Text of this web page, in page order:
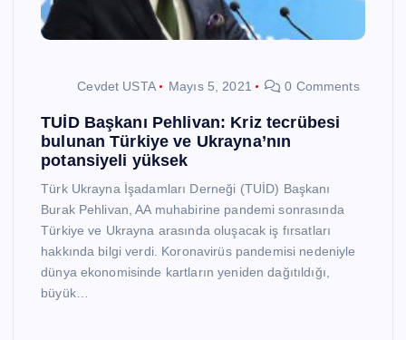
Cevdet USTA Mayıs 5, 2021 0 Comments
TUİD Başkanı Pehlivan: Kriz tecrübesi
bulunan Türkiye ve Ukrayna’nın
potansiyeli yüksek
Türk Ukrayna İşadamları Derneği (TUİD) Başkanı
Burak Pehlivan, AA muhabirine pandemi sonrasında
Türkiye ve Ukrayna arasında oluşacak iş fırsatları
hakkında bilgi verdi. Koronavirüs pandemisi nedeniyle
dünya ekonomisinde kartların yeniden dağıtıldığı,
büyük…